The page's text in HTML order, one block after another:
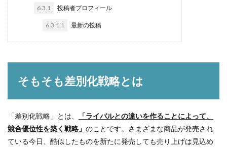
6.3.1 投稿者プロフィール
6.3.1.1 最新の投稿
そもそも差別化戦略とは
「差別化戦略」とは、
「ライバルとの違いを作ることによって、
競合優位性を築く戦略」 のことです。さまざまな商品が発売され
ている今日、酷似したものを新たに発売しても売り上げは見込め